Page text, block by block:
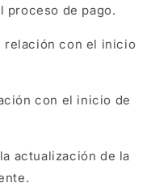
proceso de pago.
relación con el inicio
con el inicio de
actualización de la